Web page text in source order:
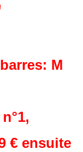
M
€ ensuite